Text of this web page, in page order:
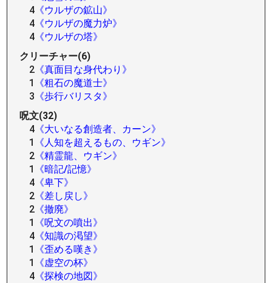
4 《ウルザの鉱山》
4 《ウルザの魔力炉》
4 《ウルザの塔》
クリーチャー(6)
2 《真面目な身代わり》
1
《粗石の魔道士》
3 《歩行バリスタ》
呪文(32)
4 《大いなる創造者、カーン》
1
《人知を超えるもの、ウギン》
2 《精霊龍、ウギン》
1
《暗記/記憶》
4 《卑下》
2 《差し戻し》
2 《撤廃》
1
《呪文の噴出》
4 《知識の渇望》
1
《歪める嘆き》
1
《虚空の杯》
4 《探検の地図》